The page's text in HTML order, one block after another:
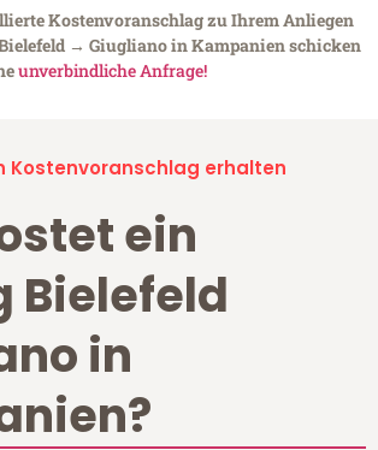
Kostenvoranschlag zu Ihrem Anliegen
→ Giugliano in Kampanien schicken
unverbindliche Anfrage!
Kostenvoranschlag erhalten
ein
Bielefeld
in